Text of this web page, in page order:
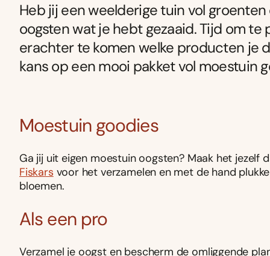
Heb jij een weelderige tuin vol
oogsten wat je hebt gezaaid. Tijd om
erachter te komen welke producten je
kans op een mooi pakket vol moestuin
Moestuin goodies
Ga jij uit eigen moestuin oogsten? Maak het jezelf
Fiskars voor het verzamelen en met de hand
bloemen.
Als een pro
Verzamel je oogst en bescherm de omliggende